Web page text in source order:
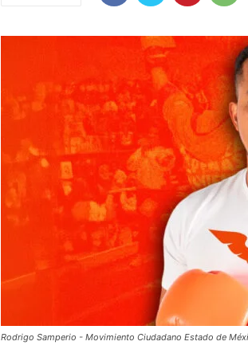
Rodrigo Samperio - Movimiento Ciudadano Estado de